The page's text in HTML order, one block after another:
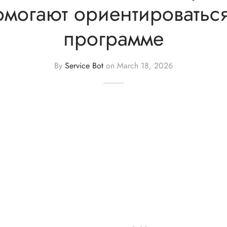
программе
By Service Bot on March 18, 2026